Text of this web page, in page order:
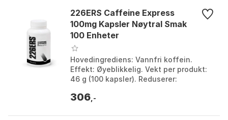
226ERS Caffeine Express
100mg Kapsler Nøytral Smak
100 Enheter
Hovedingrediens: Vannfri koffein.
Effekt: Øyeblikkelig. Vekt per produkt:
46 g (100 kapsler). Reduserer:
One Size.
306 ,-